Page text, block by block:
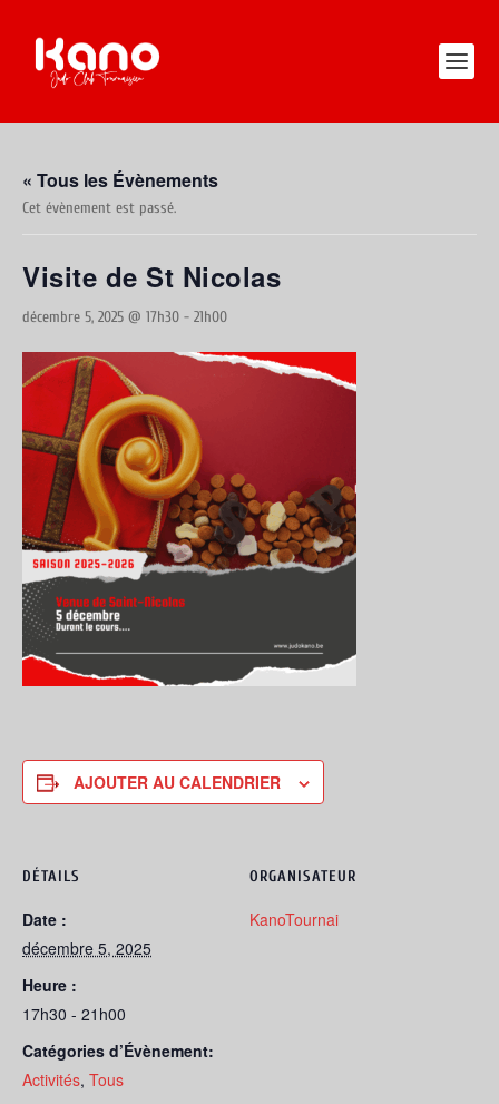
« Tous les Évènements
Cet évènement est passé.
Visite de St Nicolas
décembre 5, 2025 @ 17h30 - 21h00
AJOUTER AU CALENDRIER
DÉTAILS
Date :
décembre 5, 2025
Heure :
17h30 - 21h00
Catégories d’Évènement:
Activités, Tous
ORGANISATEUR
KanoTournai